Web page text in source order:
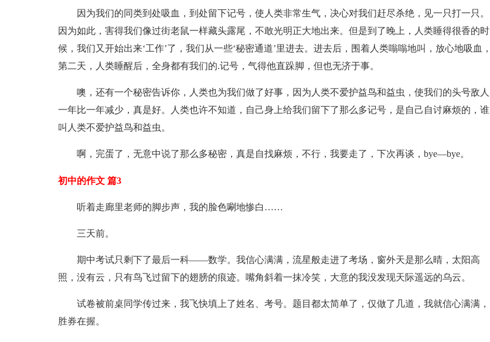
因为我们的同类到处吸血，到处留下记号，使人类非常生气，决心对我们赶尽杀绝，见一只打一只。
因为如此，害得我们像过街老鼠一样藏头露尾，不敢光明正大地出来。但是到了晚上，人类睡得很香的时
候，我们又开始出来‘工作’了，我们从一些‘秘密通道’里进去。进去后，围着人类嗡嗡地叫，放心地吸血，
第二天，人类睡醒后，全身都有我们的.记号，气得他直跺脚，但也无济于事。
噢，还有一个秘密告诉你，人类也为我们做了好事，因为人类不爱护益鸟和益虫，使我们的头号敌人
一年比一年减少，真是好。人类也许不知道，自己身上给我们留下了那么多记号，是自己自讨麻烦的，谁
叫人类不爱护益鸟和益虫。
啊，完蛋了，无意中说了那么多秘密，真是自找麻烦，不行，我要走了，下次再谈，bye—bye。
初中的作文 篇3
听着走廊里老师的脚步声，我的脸色唰地惨白……
三天前。
期中考试只剩下了最后一科——数学。我信心满满，流星般走进了考场，窗外天是那么晴，太阳高
照，没有云，只有鸟飞过留下的翅膀的痕迹。嘴角斜着一抹冷笑，大意的我没发现天际遥远的乌云。
试卷被前桌同学传过来，我飞快填上了姓名、考号。题目都太简单了，仅做了几道，我就信心满满，
胜券在握。